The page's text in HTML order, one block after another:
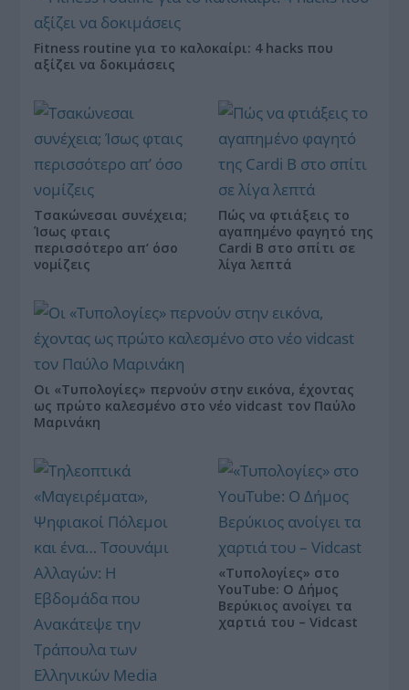
Fitness routine για το καλοκαίρι: 4 hacks που
αξίζει να δοκιμάσεις
Τσακώνεσαι συνέχεια;
Ίσως φταις
περισσότερο απ’ όσο
νομίζεις
Πώς να φτιάξεις το
αγαπημένο φαγητό της
Cardi B στο σπίτι σε
λίγα λεπτά
Οι «Τυπολογίες» περνούν στην εικόνα, έχοντας
ως πρώτο καλεσμένο στο νέο vidcast τον Παύλο
Μαρινάκη
«Τυπολογίες» στο
YouTube: Ο Δήμος
Βερύκιος ανοίγει τα
χαρτιά του – Vidcast